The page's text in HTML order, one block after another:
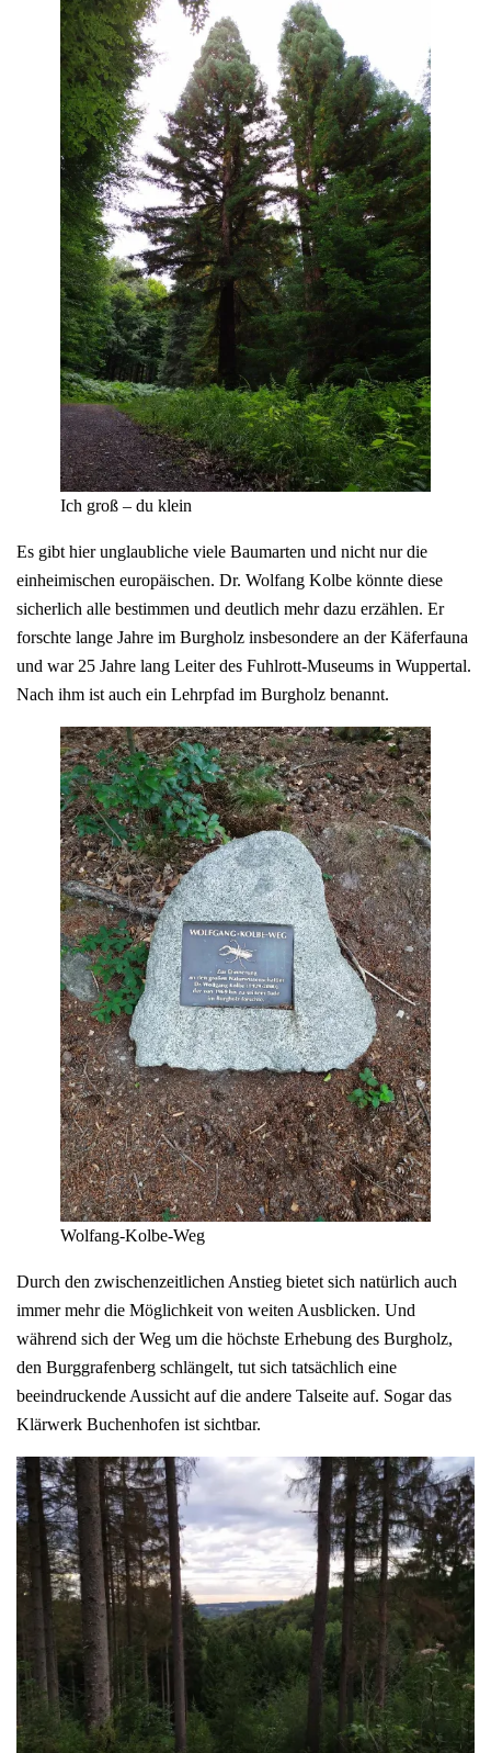
Ich groß – du klein
Es gibt hier unglaubliche viele Baumarten und nicht nur die
einheimischen europäischen. Dr. Wolfang Kolbe könnte diese
sicherlich alle bestimmen und deutlich mehr dazu erzählen. Er
forschte lange Jahre im Burgholz insbesondere an der Käferfauna
und war 25 Jahre lang Leiter des Fuhlrott-Museums in Wuppertal.
Nach ihm ist auch ein Lehrpfad im Burgholz benannt.
Wolfang-Kolbe-Weg
Durch den zwischenzeitlichen Anstieg bietet sich natürlich auch
immer mehr die Möglichkeit von weiten Ausblicken. Und
während sich der Weg um die höchste Erhebung des Burgholz,
den Burggrafenberg schlängelt, tut sich tatsächlich eine
beeindruckende Aussicht auf die andere Talseite auf. Sogar das
Klärwerk Buchenhofen ist sichtbar.